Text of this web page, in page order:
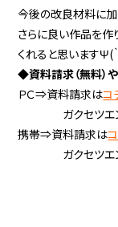
今後の改良材料に加
さらに良い作品を作
くれると思いますΨ(
◆資料請求（無料）
ＰＣ⇒資料請求はコ
ガクセツエン
携帯⇒資料請求は
ガクセツエン